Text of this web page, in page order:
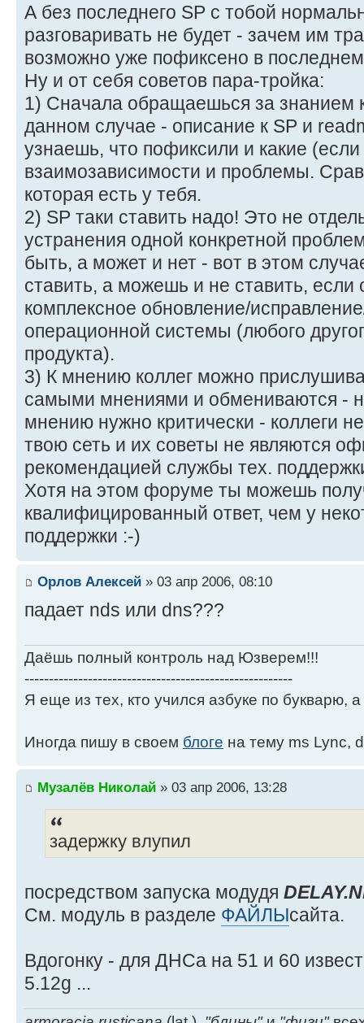
А без последнего SP с тобой
разговаривать не будет - зачем им
возможно уже пофиксено в
Ну и от себя советов пара-тройка:
1) Сначала обращаешься за знанием
данном случае - описание к SP и
узнаешь, что пофиксили и какие
взаимозависимости и проблемы.
которая есть у тебя.
2) SP таки ставить надо! Это не
устранения одной конкретной
быть, а может и нет - вот в этом
ставить, а можешь и не ставить, если
комплексное обновление/
операционной системы (любого
продукта).
3) К мнению коллег можно
самыми мнениями и обмениваются -
мнению нужно критически - коллеги
твою сеть и их советы не являются
рекомендацией службы тех.
Хотя на этом форуме ты можешь
квалифицированный ответ, чем у
поддержки :-)
Орлов Алексей » 03 апр 2006, 08:10
падает nds или dns???
Даёшь полный контроль над Юзверем!!!
-------------------------------------------------------
Я еще из тех, кто учился азбуке по букварю,
Иногда пишу в своем блоге на тему ms Lync,
Музалёв Николай » 03 апр 2006, 13:28
задержку влупил
посредством запуска модудя
См. модуль в разделе ФАЙЛЫсайта.
Вдогонку - для ДНСа на 51 и 60
5.12g ...